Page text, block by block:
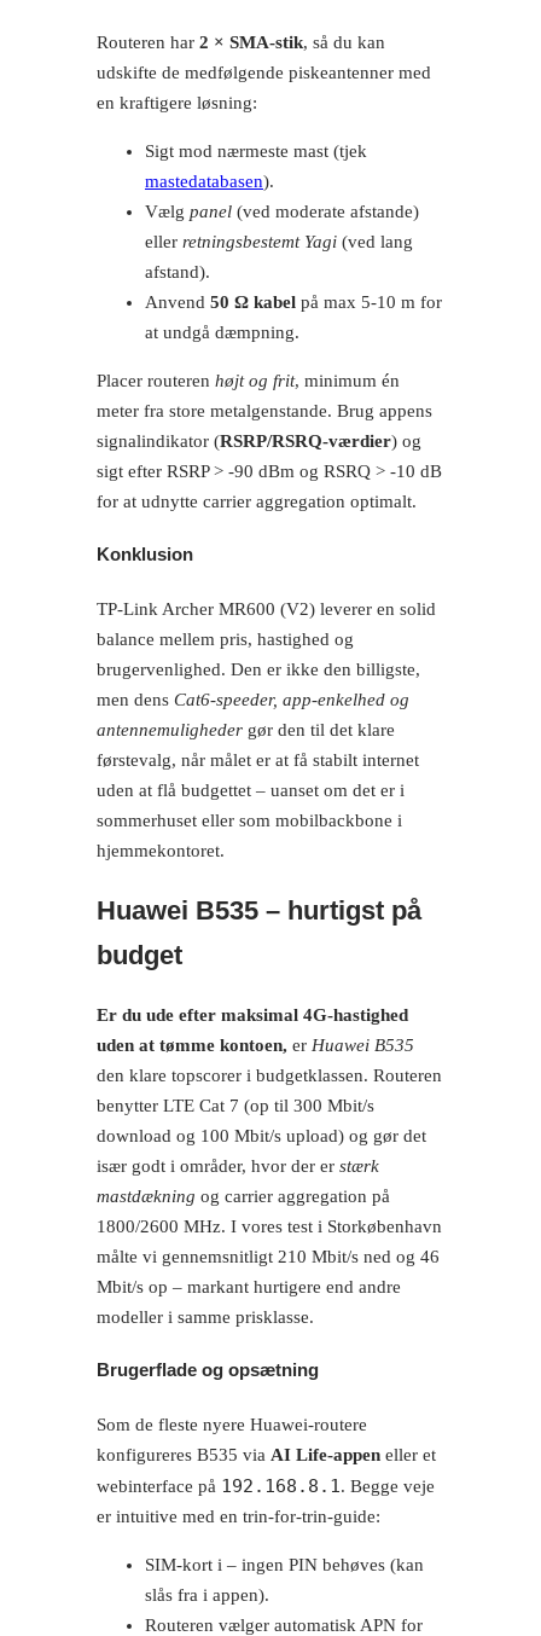
Routeren har 2 × SMA-stik, så du kan
udskifte de medfølgende piskeantenner med
en kraftigere løsning:
Sigt mod nærmeste mast (tjek
mastedatabasen).
Vælg panel (ved moderate afstande)
eller retningsbestemt Yagi (ved lang
afstand).
Anvend 50 Ω kabel på max 5-10 m for
at undgå dæmpning.
Placer routeren højt og frit, minimum én
meter fra store metalgenstande. Brug appens
signalindikator (RSRP/RSRQ-værdier) og
sigt efter RSRP > -90 dBm og RSRQ > -10 dB
for at udnytte carrier aggregation optimalt.
Konklusion
TP-Link Archer MR600 (V2) leverer en solid
balance mellem pris, hastighed og
brugervenlighed. Den er ikke den billigste,
men dens Cat6-speeder, app-enkelhed og
antennemuligheder gør den til det klare
førstevalg, når målet er at få stabilt internet
uden at flå budgettet – uanset om det er i
sommerhuset eller som mobilbackbone i
hjemmekontoret.
Huawei B535 – hurtigst på
budget
Er du ude efter maksimal 4G-hastighed
uden at tømme kontoen, er Huawei B535
den klare topscorer i budgetklassen. Routeren
benytter LTE Cat 7 (op til 300 Mbit/s
download og 100 Mbit/s upload) og gør det
især godt i områder, hvor der er stærk
mastdækning og carrier aggregation på
1800/2600 MHz. I vores test i Storkøbenhavn
målte vi gennemsnitligt 210 Mbit/s ned og 46
Mbit/s op – markant hurtigere end andre
modeller i samme prisklasse.
Brugerflade og opsætning
Som de fleste nyere Huawei-routere
konfigureres B535 via AI Life-appen eller et
webinterface på 192.168.8.1 . Begge veje
er intuitive med en trin-for-trin-guide:
SIM-kort i – ingen PIN behøves (kan
slås fra i appen).
Routeren vælger automatisk APN for